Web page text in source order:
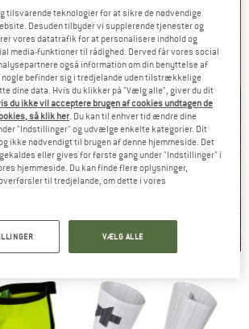
TO 50% OFF
tilsvarende teknologier for at sikre de nødvendige
Desuden tilbyder vi supplerende tjenester og
vores datatrafik for at personalisere indhold og
media-funktioner til rådighed. Derved får vores social
også information om din benyttelse af
befinder sig i tredjelande uden tilstrækkelige
dine data. Hvis du klikker på "Vælg alle", giver du dit
du ikke vil acceptere brugen af cookies undtagen de
så klik her. Du kan til enhver tid ændre dine
"Indstillinger" og udvælge enkelte kategorier. Dit
ikke nødvendigt til brugen af denne hjemmeside. Det
eller gives for første gang under "Indstillinger" i
hjemmeside. Du kan finde flere oplysninger,
til tredjelande, om dette i vores
VÆLG ALLE